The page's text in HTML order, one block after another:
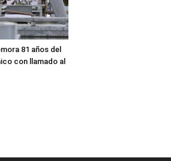
81 años del
con llamado al